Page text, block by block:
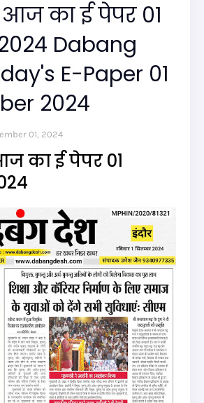
का ई पेपर 01
Dabang
E-Paper 01
2024
01, 2024
का ई पेपर 01